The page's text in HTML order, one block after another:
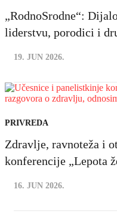
„RodnoSrodne“:
liderstvu, porodici i
19. JUN 2026.
PRIVREDA
Zdravlje, ravnoteža i
konferencije „Lepota
16. JUN 2026.